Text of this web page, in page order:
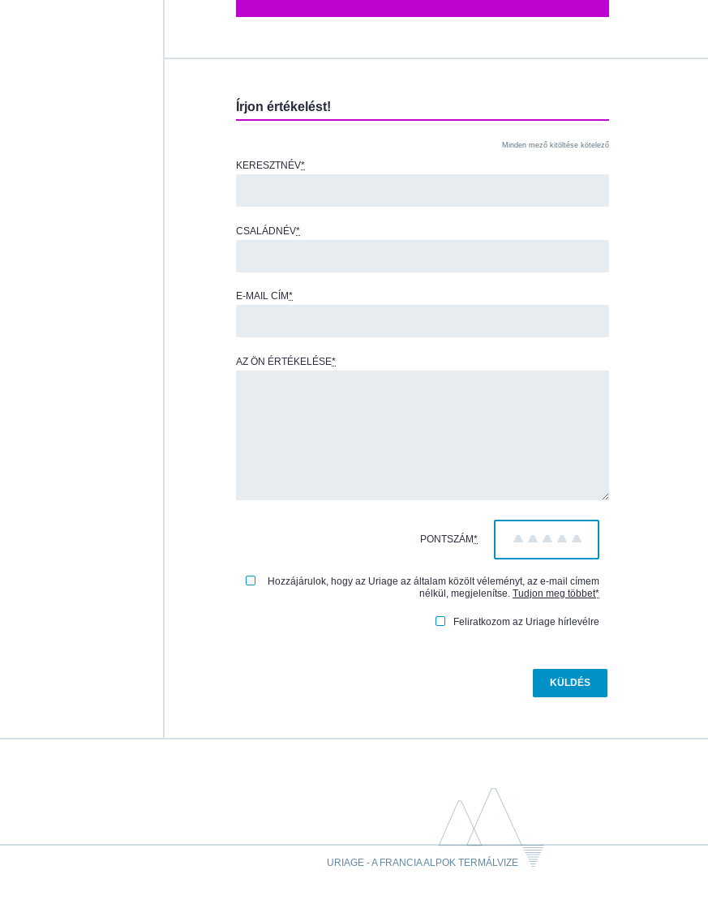
Írjon értékelést!
Minden mező kitöltése kötelező
KERESZTNÉV*
CSALÁDNÉV*
E-MAIL CÍM*
AZ ÖN ÉRTÉKELÉSE*
PONTSZÁM* 5
4
3
2
1
Hozzájárulok, hogy az Uriage az általam közölt véleményt, az e-mail címem
nélkül, megjelenítse.Tudjon meg többet*
Feliratkozom az Uriage hírlevélre
URIAGE - A FRANCIA ALPOK TERMÁLVIZE